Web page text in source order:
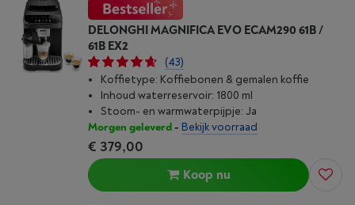
DELONGHI MAGNIFICA EVO ECAM290 61B /
61B EX2
(43)
Koffietype: Koffiebonen & gemalen koffie
Inhoud waterreservoir: 1800 ml
Stoom- en warmwaterpijpje: Ja
Morgen geleverd- Bekijk voorraad
€ 379,00
Koop nu